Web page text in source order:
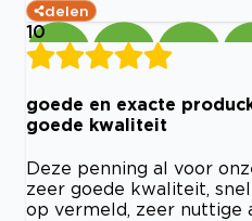
delen
10
goede en exacte
goede kwaliteit
Deze penning al voor
zeer goede kwaliteit,
op vermeld, zeer nuttige